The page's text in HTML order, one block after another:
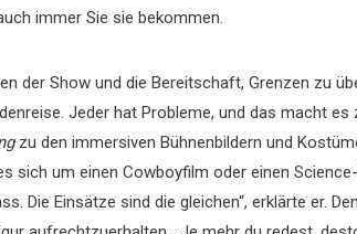
immer Sie sie bekommen.
der Show und die Bereitschaft, Grenzen zu
Jeder hat Probleme, und das macht
zu den immersiven Bühnenbildern und
sich um einen Cowboyfilm oder einen
Die Einsätze sind die gleichen“, erklärte er.